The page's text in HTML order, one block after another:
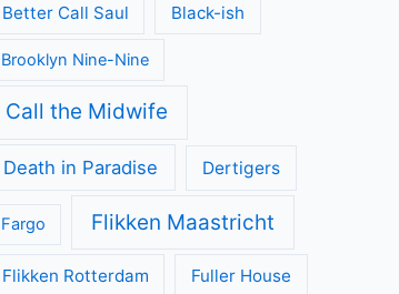
Better Call Saul Black-ish
Brooklyn Nine-Nine
Call the Midwife
Death in Paradise Dertigers
Fargo Flikken Maastricht
Flikken Rotterdam Fuller House